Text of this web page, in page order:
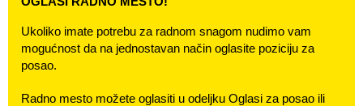
Ukoliko imate potrebu za radnom snagom nudimo vam
mogućnost da na jednostavan način oglasite poziciju za
posao.
Radno mesto možete oglasiti u odeljku Oglasi za posao ili